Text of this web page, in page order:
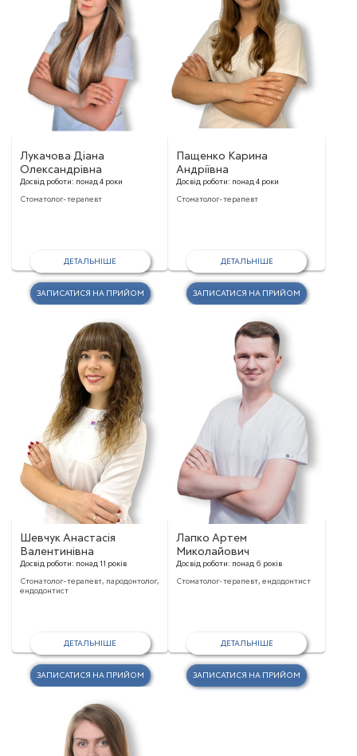
Лукачова Діана
Олександрівна
Досвід роботи: понад 4 роки
Стоматолог-терапевт
ДЕТАЛЬНІШЕ
ЗАПИСАТИСЯ НА ПРИЙОМ
Пащенко Карина
Андріївна
Досвід роботи: понад 4 роки
Стоматолог-терапевт
ДЕТАЛЬНІШЕ
ЗАПИСАТИСЯ НА ПРИЙОМ
Шевчук Анастасія
Валентинівна
Досвід роботи: понад 11 років
Стоматолог-терапевт, пародонтолог,
ендодонтист
ДЕТАЛЬНІШЕ
ЗАПИСАТИСЯ НА ПРИЙОМ
Лапко Артем
Миколайович
Досвід роботи: понад 6 років
Стоматолог-терапевт, ендодонтист
ДЕТАЛЬНІШЕ
ЗАПИСАТИСЯ НА ПРИЙОМ